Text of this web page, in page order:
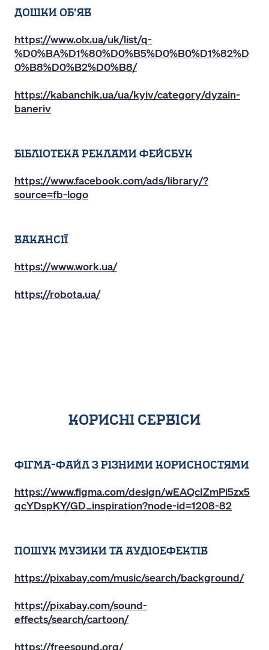
дошки об'яв
https://www.olx.ua/uk/list/q-
%D0%BA%D1%80%D0%B5%D0%B0%D1%82%D
0%B8%D0%B2%D0%B8/
https://kabanchik.ua/ua/kyiv/category/dyzain-
baneriv
Бібліотека реклами фейсбук
https://www.facebook.com/ads/library/?
source=fb-logo
Вакансії
https://www.work.ua/
https://robota.ua/
корисні сервіси
фігма-файл з різними корисностями
https://www.figma.com/design/wEAQcIZmPi5zx5
qcYDspKY/GD_inspiration?node-id=1208-82
Пошук музики та аудіоефектів
https://pixabay.com/music/search/background/
https://pixabay.com/sound-
effects/search/cartoon/
https://freesound.org/